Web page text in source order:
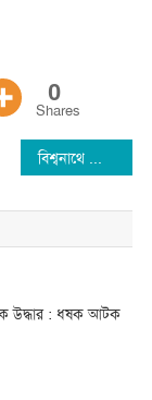
0
Shares
বিশ্বনাথে আশ্রয়কেন্দ্র পরিদর্শনে প্রধানমন্ত্রীর কার্যালয়ের পরিচালক
উদ্ধার : ধষক আটক